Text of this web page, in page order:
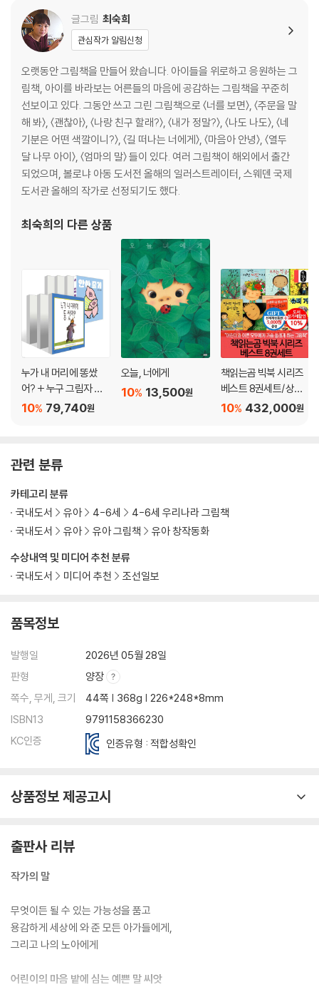
글그림 최숙희
관심작가 알림신청
오랫동안 그림책을 만들어 왔습니다. 아이들을 위로하고 응원하는 그
림책, 아이를 바라보는 어른들의 마음에 공감하는 그림책을 꾸준히
선보이고 있다. 그동안 쓰고 그린 그림책으로 〈너를 보면〉, 〈주문을 말
해 봐〉, 〈괜찮아〉, 〈나랑 친구 할래?〉, 〈내가 정말?〉, 〈나도 나도〉, 〈네
기분은 어떤 색깔이니?〉, 〈길 떠나는 너에게〉, 〈마음아 안녕〉, 〈열두
달 나무 아이〉, 〈엄마의 말〉 들이 있다. 여러 그림책이 해외에서 출간
되었으며, 볼로냐 아동 도서전 올해의 일러스트레이터, 스웨덴 국제
도서관 올해의 작가로 선정되기도 했다.
최숙희의 다른 상품
누가 내 머리에 똥쌌
어? + 누구 그림자 일
까? + 사과가 쿵! + 두
게 세트
79,740원
10%
오늘, 너에게
13,500원
10%
책읽는곰 빅북 시리즈
베스트 8권세트/상품
권5천 432,000원
10%
관련 분류
수상내역 및 미디어 추천 분류
국내도서
미디어 추천 조선일보
카테고리 분류
국내도서
유아 4-6세
4-6세 우리나라 그림책
국내도서
유아 유아 그림책 유아 창작동화
품목정보
발행일
2026년 05월 28일
판형
양장
쪽수, 무게, 크기
44쪽 | 368g | 226*248*8mm
ISBN13
9791158366230
KC인증
인증유형 : 적합성확인
상품정보 제공고시
출판사 리뷰
작가의 말
무엇이든 될 수 있는 가능성을 품고
용감하게 세상에 와 준 모든 아가들에게,
그리고 나의 노아에게
어린이의 마음 밭에 심는 예쁜 말 씨앗